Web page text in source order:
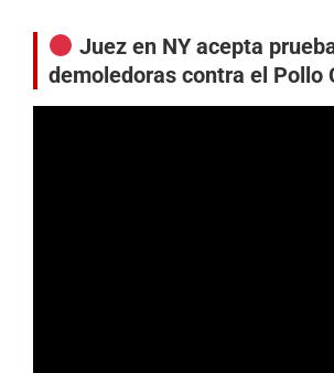
Juez en NY acepta
demoledoras contra el Pollo